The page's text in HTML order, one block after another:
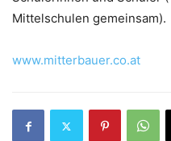
Mittelschulen gemeinsam).
www.mitterbauer.co.at